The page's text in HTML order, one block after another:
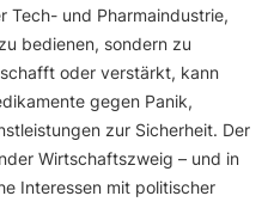
Tech- und Pharmaindustrie,
bedienen, sondern zu
oder verstärkt, kann
gegen Panik,
zur Sicherheit. Der
Wirtschaftszweig – und in
Interessen mit politischer